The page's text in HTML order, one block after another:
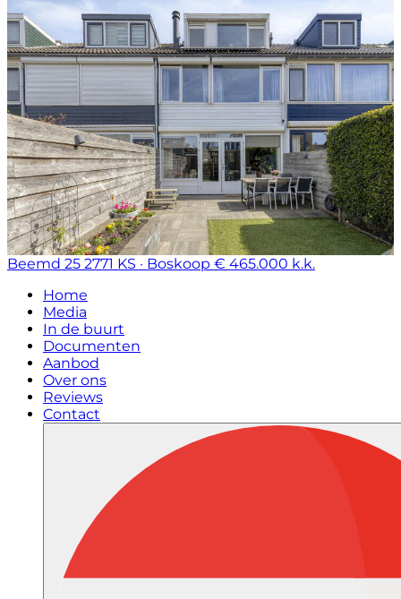
Beemd 25 2771 KS · Boskoop € 465.000 k.k.
Home
Media
In de buurt
Documenten
Aanbod
Over ons
Reviews
Contact